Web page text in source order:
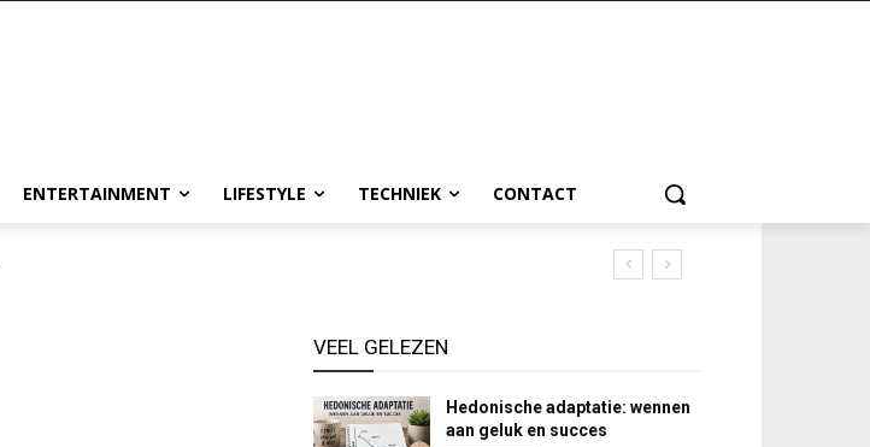
ENTERTAINMENT LIFESTYLE TECHNIEK CONTACT
VEEL GELEZEN
Hedonische adaptatie: wennen
aan geluk en succes